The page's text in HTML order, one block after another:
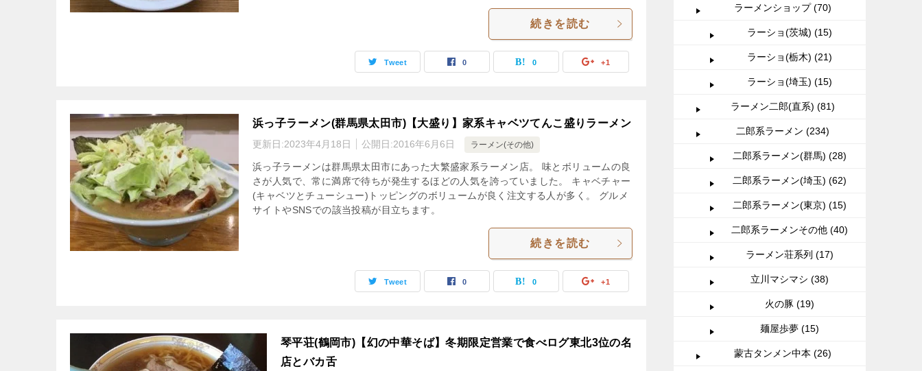
続きを読む
Tweet 0 0 +1
浜っ子ラーメン(群馬県太田市)【大盛り】家系キャベツてんこ盛りラーメン
更新日:2023年4月18日 公開日:2016年6月6日 ラーメン(その他)
浜っ子ラーメンは群馬県太田市にあった大繁盛家系ラーメン店。 味とボリュームの良
さが人気で、常に満席で待ちが発生するほどの人気を誇っていました。 キャベチャー
(キャベツとチューシュー)トッピングのボリュームが良く注文する人が多く。 グルメ
サイトやSNSでの該当投稿が目立ちます。
続きを読む
Tweet 0 0 +1
琴平荘(鶴岡市)【幻の中華そば】冬期限定営業で食べログ東北3位の名
店とバカ舌
ラーメンショップ (70)
ラーショ(茨城) (15)
ラーショ(栃木) (21)
ラーショ(埼玉) (15)
ラーメン二郎(直系) (81)
二郎系ラーメン (234)
二郎系ラーメン(群馬) (28)
二郎系ラーメン(埼玉) (62)
二郎系ラーメン(東京) (15)
二郎系ラーメンその他 (40)
ラーメン荘系列 (17)
立川マシマシ (38)
火の豚 (19)
麺屋歩夢 (15)
蒙古タンメン中本 (26)